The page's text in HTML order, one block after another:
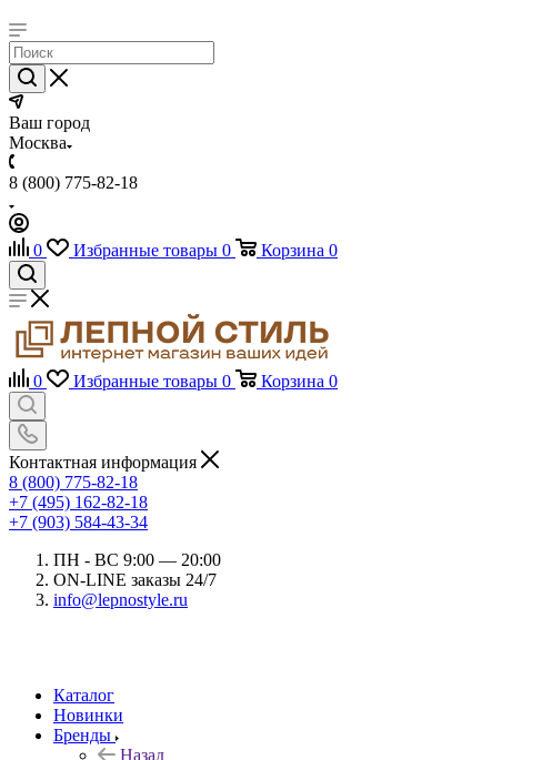
Ваш город
Москва
8 (800) 775-82-18
0 Избранные товары 0 Корзина 0
0 Избранные товары 0 Корзина 0
Контактная информация
8 (800) 775-82-18
+7 (495) 162-82-18
+7 (903) 584-43-34
ПН - ВС 9:00 — 20:00
ON-LINE заказы 24/7
info@lepnostyle.ru
Каталог
Новинки
Бренды
Назад